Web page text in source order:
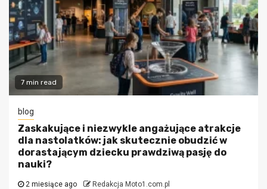
7 min read
blog
Zaskakujące i niezwykle angażujące atrakcje
dla nastolatków: jak skutecznie obudzić w
dorastającym dziecku prawdziwą pasję do
nauki?
2 miesiące ago Redakcja Moto1.com.pl